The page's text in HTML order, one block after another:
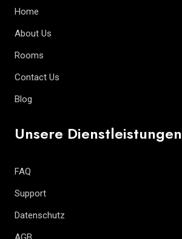
Home
About Us
Rooms
Contact Us
Blog
Unsere Dienstleistungen
FAQ
Support
Datenschutz